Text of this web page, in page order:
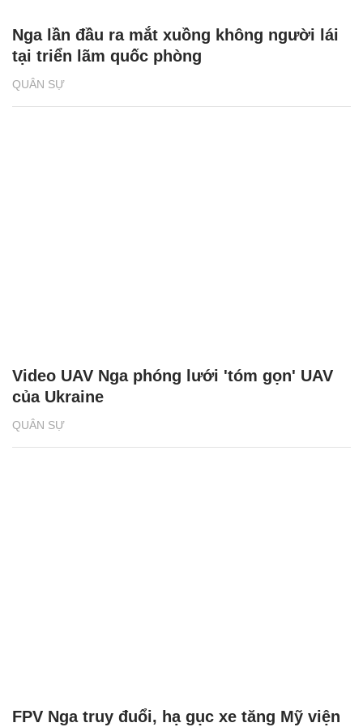
QUÂN SỰ
Nga lần đầu ra mắt xuồng không người lái
tại triển lãm quốc phòng
QUÂN SỰ
Video UAV Nga phóng lưới 'tóm gọn' UAV
của Ukraine
FPV Nga truy đuổi, hạ gục xe tăng Mỹ viện